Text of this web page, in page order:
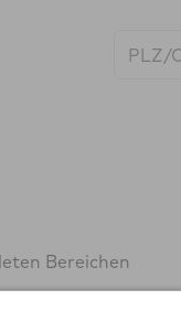
Bereichen